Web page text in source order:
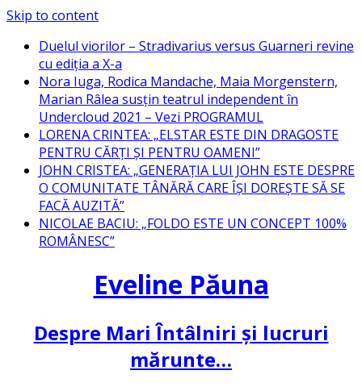
Skip to content
Duelul viorilor – Stradivarius versus Guarneri revine
cu ediția a X-a
Nora Iuga, Rodica Mandache, Maia Morgenstern,
Marian Râlea susțin teatrul independent în
Undercloud 2021 – Vezi PROGRAMUL
LORENA CRINTEA: „ELSTAR ESTE DIN DRAGOSTE
PENTRU CĂRȚI ȘI PENTRU OAMENI”
JOHN CRISTEA: „GENERAȚIA LUI JOHN ESTE DESPRE
O COMUNITATE TÂNĂRĂ CARE ÎȘI DOREȘTE SĂ SE
FACĂ AUZITĂ”
NICOLAE BACIU: „FOLDO ESTE UN CONCEPT 100%
ROMÂNESC”
Eveline Păuna
Despre Mari Întâlniri și lucruri
mărunte…